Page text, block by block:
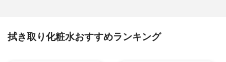
拭き取り化粧水おすすめランキング